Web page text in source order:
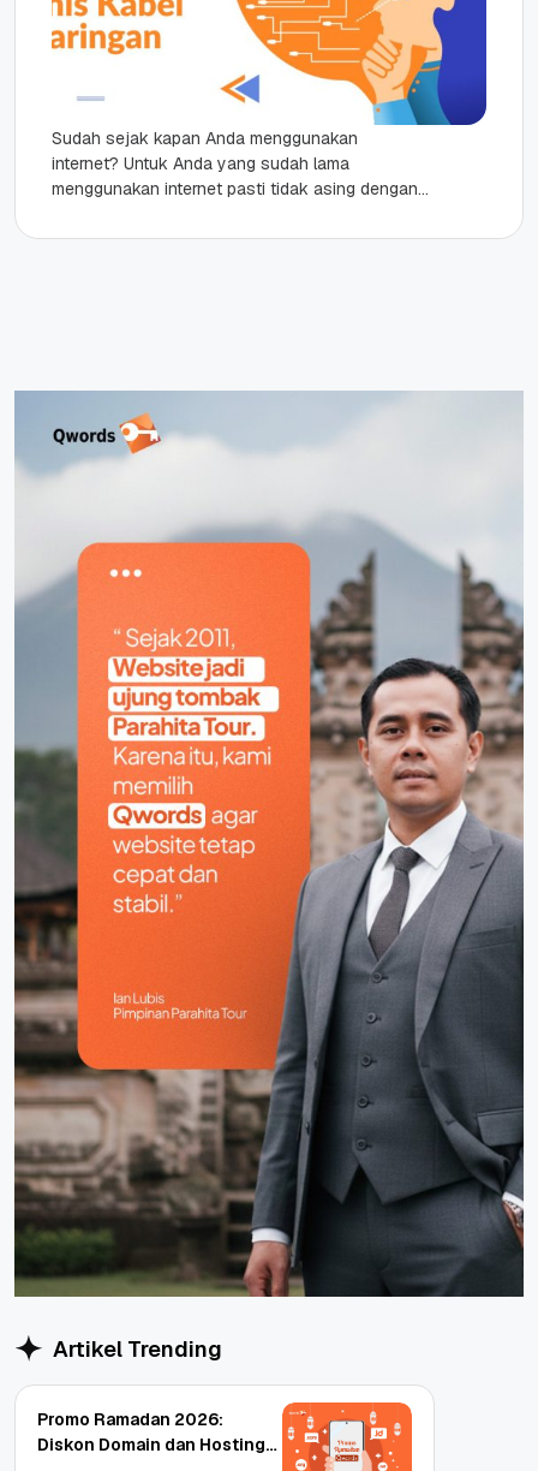
Sudah sejak kapan Anda menggunakan
internet? Untuk Anda yang sudah lama
menggunakan internet pasti tidak asing dengan
beberapa...
Artikel Trending
Promo Ramadan 2026:
Diskon Domain dan Hosting